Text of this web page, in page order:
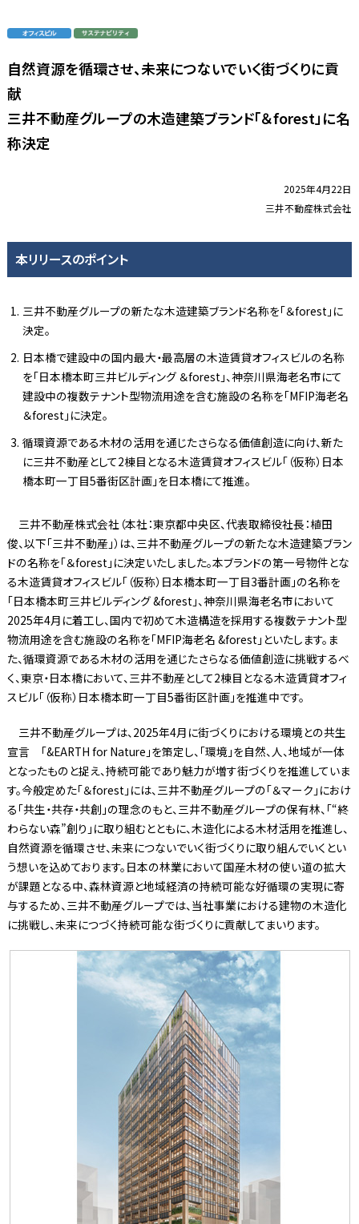
自然資源を循環させ、未来につないでいく街づくりに貢
献
三井不動産グループの木造建築ブランド「＆forest」に名
称決定
2025年4月22日
三井不動産株式会社
本リリースのポイント
三井不動産グループの新たな木造建築ブランド名称を「＆forest」に
決定。
日本橋で建設中の国内最大・最高層の木造賃貸オフィスビルの名称
を「日本橋本町三井ビルディング ＆forest」、神奈川県海老名市にて
建設中の複数テナント型物流用途を含む施設の名称を「MFIP海老名
＆forest」に決定。
循環資源である木材の活用を通じたさらなる価値創造に向け、新た
に三井不動産として2棟目となる木造賃貸オフィスビル「（仮称）日本
橋本町一丁目5番街区計画」を日本橋にて推進。
三井不動産株式会社（本社：東京都中央区、代表取締役社長：植田
俊、以下「三井不動産」）は、三井不動産グループの新たな木造建築ブラン
ドの名称を「＆forest」に決定いたしました。本ブランドの第一号物件とな
る木造賃貸オフィスビル「（仮称）日本橋本町一丁目3番計画」の名称を
「日本橋本町三井ビルディング &forest」、神奈川県海老名市において
2025年4月に着工し、国内で初めて木造構造を採用する複数テナント型
物流用途を含む施設の名称を「MFIP海老名 &forest」といたします。ま
た、循環資源である木材の活用を通じたさらなる価値創造に挑戦するべ
く、東京・日本橋において、三井不動産として2棟目となる木造賃貸オフィ
スビル「（仮称）日本橋本町一丁目5番街区計画」を推進中です。
三井不動産グループは、2025年4月に街づくりにおける環境との共生
宣言 「&EARTH for Nature」を策定し、「環境」を自然、人、地域が一体
となったものと捉え、持続可能であり魅力が増す街づくりを推進していま
す。今般定めた「＆forest」には、三井不動産グループの「＆マーク」におけ
る「共生・共存・共創」の理念のもと、三井不動産グループの保有林、「“終
わらない森”創り」に取り組むとともに、木造化による木材活用を推進し、
自然資源を循環させ、未来につないでいく街づくりに取り組んでいくとい
う想いを込めております。日本の林業において国産木材の使い道の拡大
が課題となる中、森林資源と地域経済の持続可能な好循環の実現に寄
与するため、三井不動産グループでは、当社事業における建物の木造化
に挑戦し、未来につづく持続可能な街づくりに貢献してまいります。